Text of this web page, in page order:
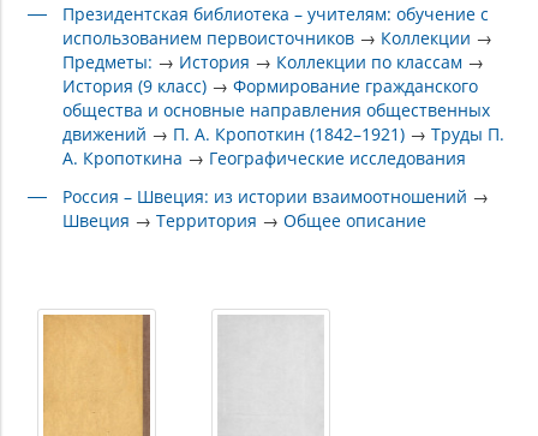
Президентская библиотека – учителям: обучение с
использованием первоисточников → Коллекции →
Предметы: → История → Коллекции по классам →
История (9 класс) →Формирование гражданского
общества и основные направления общественных
движений → П. А. Кропоткин (1842–1921) →Труды П.
А. Кропоткина → Географические исследования
Россия – Швеция: из истории взаимоотношений →
Швеция →Территория →Общее описание